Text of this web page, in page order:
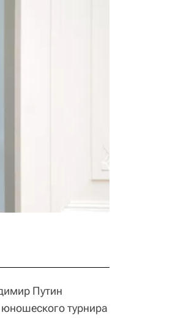
Путин
юношеского турнира